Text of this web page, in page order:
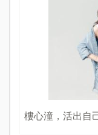
樓心潼，活出自